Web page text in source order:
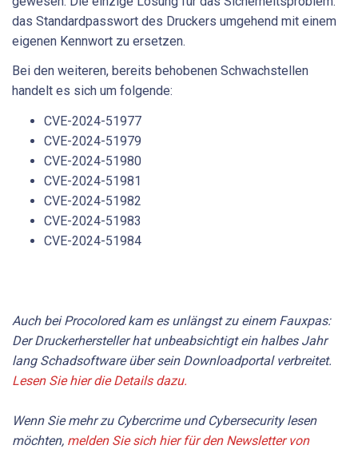
das Standardpasswort des Druckers umgehend mit einem
eigenen Kennwort zu ersetzen.
Bei den weiteren, bereits behobenen Schwachstellen
handelt es sich um folgende:
CVE-2024-51977
CVE-2024-51979
CVE-2024-51980
CVE-2024-51981
CVE-2024-51982
CVE-2024-51983
CVE-2024-51984
Auch bei Procolored kam es unlängst zu einem Fauxpas:
Der Druckerhersteller hat unbeabsichtigt ein halbes Jahr
lang Schadsoftware über sein Downloadportal verbreitet.
Lesen Sie hier die Details dazu.
Wenn Sie mehr zu Cybercrime und Cybersecurity lesen
möchten, melden Sie sich hier für den Newsletter von